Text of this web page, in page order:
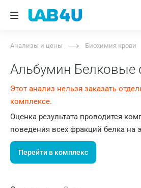
Анализы и цены Биохимия крови
Альбумин Белковые
Этот анализ нельзя заказать
комплексе.
Оценка результата проводится
поведения всех фракций белка на
Перейти в комплекс